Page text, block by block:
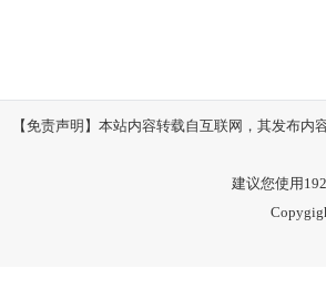
【免责声明】本站内容转载自互联网，其发布
建议您使用